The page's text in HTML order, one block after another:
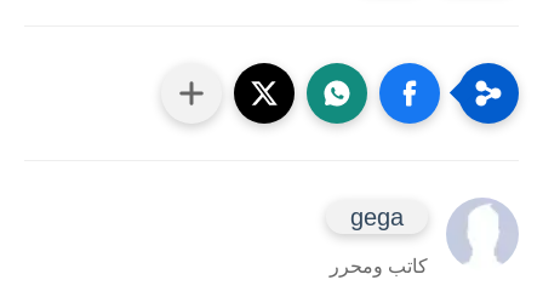
gega
كاتب ومحرر